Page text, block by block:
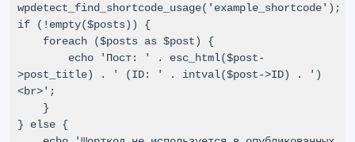
wpdetect_find_shortcode_usage('example_shortcode');
if (!empty($posts)) {
>post_title) . ' (ID: ' . intval($post->ID) . ')
<br>';
} else {